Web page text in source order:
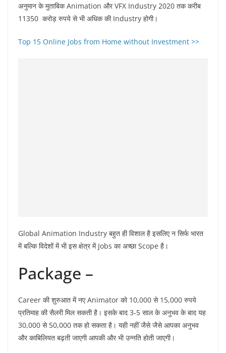
अनुमान के मुताबिक Animation और VFX Industry 2020 तक करीब
11350 करोड़ रुपये से भी अधिक की Industry होगी।
Top 15 Online Jobs from Home without Investment >>
Global Animation Industry बहुत ही विशाल है इसलिए न सिर्फ भारत
में बल्कि विदेशों में भी इस क्षेत्र में Jobs का अच्छा Scope है।
Package –
Career की शुरुआत में नए Animator को 10,000 से 15,000 रुपये
प्रतिमाह की सैलरी मिल सकती है। इसके बाद 3-5 साल के अनुभव के बाद यह
30,000 से 50,000 तक हो सकता है। यही नहीं जैसे जैसे आपका अनुभव
और काबिलियत बढ़ती जाएगी आपकी और भी उन्नति होती जाएगी।